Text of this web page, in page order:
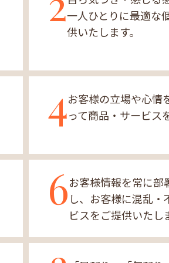
一人ひとりに最適な
供いたします。
4お客様の立場や心情
って商品・サービス
6お客様情報を常に部
し、お客様に混乱
ビスをご提供いたし